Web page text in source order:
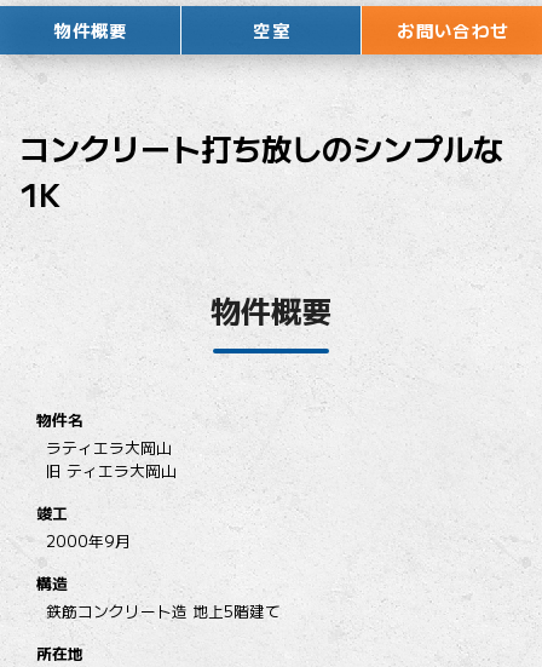
物件概要 空室 お問い合わせ
コンクリート打ち放しのシンプルな
1K
物件概要
物件名
ラティエラ大岡山
旧 ティエラ大岡山
竣工
2000年9月
構造
鉄筋コンクリート造 地上5階建て
所在地